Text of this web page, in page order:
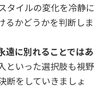
タイルの変化を冷静に
るかどうかを判断しま
遠に別れることではあ
といった選択肢も視野
断をしていきましょ